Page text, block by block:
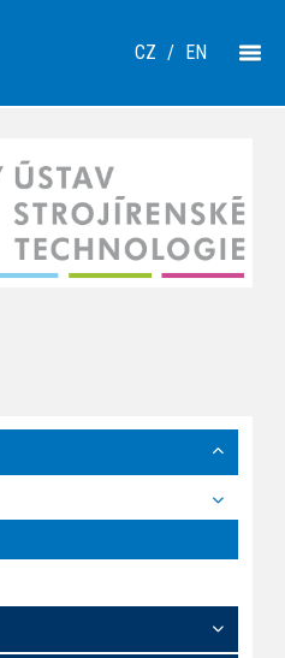
CZ / EN